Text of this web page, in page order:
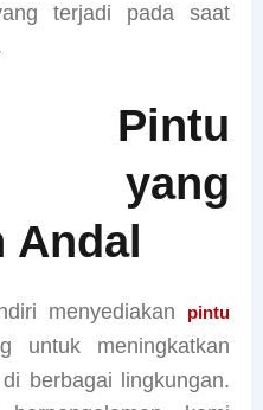
terjadi pada saat
Pintu
yang
menyediakan
pintu
untuk meningkatkan
berbagai lingkungan.